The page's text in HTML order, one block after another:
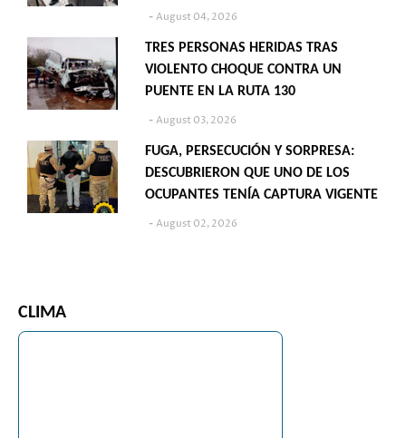
August 04, 2026
TRES PERSONAS HERIDAS TRAS
VIOLENTO CHOQUE CONTRA UN
PUENTE EN LA RUTA 130
August 03, 2026
FUGA, PERSECUCIÓN Y SORPRESA:
DESCUBRIERON QUE UNO DE LOS
OCUPANTES TENÍA CAPTURA VIGENTE
August 02, 2026
CLIMA